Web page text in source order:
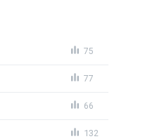
75
77
66
132